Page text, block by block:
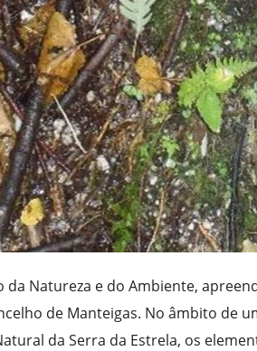
da Natureza e do Ambiente,
de Manteigas. No âmbito de
da Serra da Estrela, os